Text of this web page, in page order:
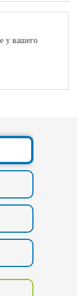
у вашего